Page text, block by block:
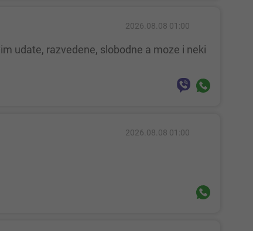
2026.08.08 01:00
2026.08.08 01:00